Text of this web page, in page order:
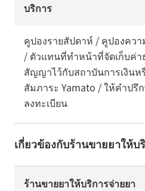
บริการ
คูปองรายสัปดาห์ / คูปองคว
/ ตัวแทนที่ทำหน้าที่จัดเก็บค่า
สัญญาไว้กับสถาบันการเงิน
สัมภาระ Yamato / ให้คำป
ลงทะเบียน
เกี่ยวข้องกับร้านขายยาให้บ
ร้านขายยาให้บริการจ่ายยา